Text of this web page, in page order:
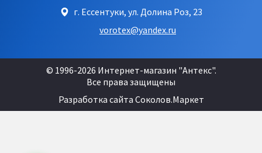
г. Ессентуки, ул. Долина Роз, 23
vorotex@yandex.ru
© 1996-2026 Интернет-магазин "Антекс".
Все права защищены
Разработка сайта Соколов.Маркет